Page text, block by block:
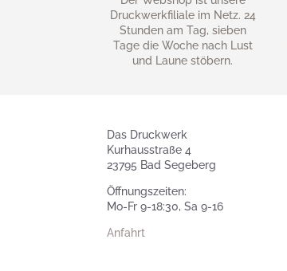
Druckwerkfiliale im Netz. 24
Stunden am Tag, sieben
Tage die Woche nach Lust
und Laune stöbern.
Das Druckwerk
Kurhausstraße 4
23795 Bad Segeberg
Öffnungszeiten:
Mo-Fr 9-18:30, Sa 9-16
Anfahrt